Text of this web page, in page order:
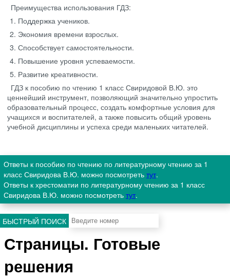
Преимущества использования ГДЗ:
Поддержка учеников.
Экономия времени взрослых.
Способствует самостоятельности.
Повышение уровня успеваемости.
Развитие креативности.
ГДЗ к пособию по чтению 1 класс Свиридовой В.Ю. это
ценнейший инструмент, позволяющий значительно упростить
образовательный процесс, создать комфортные условия для
учащихся и воспитателей, а также повысить общий уровень
учебной дисциплины и успеха среди маленьких читателей.
Ответы к пособию по чтению по литературному чтению за 1
класс Свиридова В.Ю. можно посмотреть тут.
Ответы к хрестоматии по литературному чтению за 1 класс
Свиридова В.Ю. можно посмотреть тут.
БЫСТРЫЙ ПОИСК
Страницы. Готовые
решения